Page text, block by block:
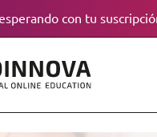
con tu